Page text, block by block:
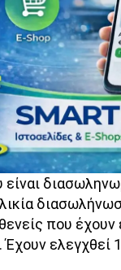
που έχουν
Έχουν ελεγχθεί